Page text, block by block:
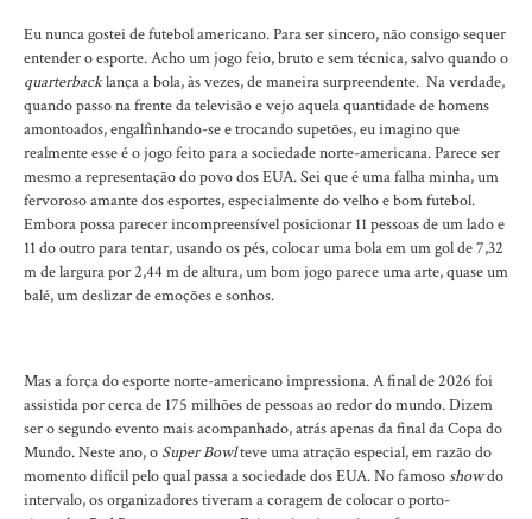
Eu nunca gostei de futebol americano. Para ser sincero, não consigo sequer
entender o esporte. Acho um jogo feio, bruto e sem técnica, salvo quando o
quarterbacklança a bola, às vezes, de maneira surpreendente. Na verdade,
quando passo na frente da televisão e vejo aquela quantidade de homens
amontoados, engalfinhando-se e trocando supetões, eu imagino que
realmente esse é o jogo feito para a sociedade norte-americana. Parece ser
mesmo a representação do povo dos EUA. Sei que é uma falha minha, um
fervoroso amante dos esportes, especialmente do velho e bom futebol.
Embora possa parecer incompreensível posicionar 11 pessoas de um lado e
11 do outro para tentar, usando os pés, colocar uma bola em um gol de 7,32
m de largura por 2,44 m de altura, um bom jogo parece uma arte, quase um
balé, um deslizar de emoções e sonhos.
Mas a força do esporte norte-americano impressiona. A final de 2026 foi
assistida por cerca de 175 milhões de pessoas ao redor do mundo. Dizem
ser o segundo evento mais acompanhado, atrás apenas da final da Copa do
Mundo. Neste ano, o Super Bowlteve uma atração especial, em razão do
momento difícil pelo qual passa a sociedade dos EUA. No famososhowdo
intervalo, os organizadores tiveram a coragem de colocar o porto-